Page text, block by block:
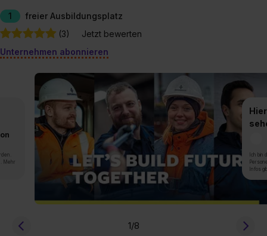
1
freier Ausbildungsplatz
(3)
Jetzt bewerten
Unternehmen abonnieren
Mehr
Ich
Infos
1/8